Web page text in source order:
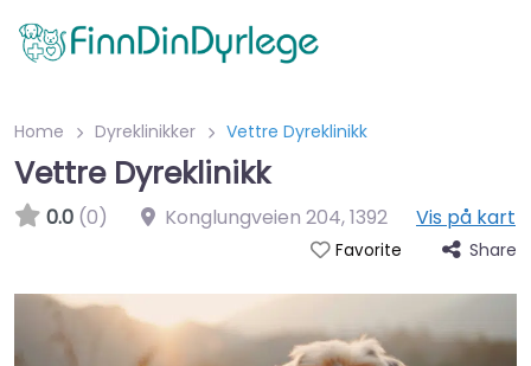
Home Dyreklinikker Vettre Dyreklinikk
Vettre Dyreklinikk
0.0 (0) Konglungveien 204,1392 Vis på kart
Favorite Share